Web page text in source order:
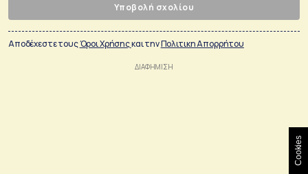
Υποβολή σχολίου
Αποδέχεστε τουςΌροι Χρήσηςκαι τηνΠολιτικη Απορρήτου
Cookies